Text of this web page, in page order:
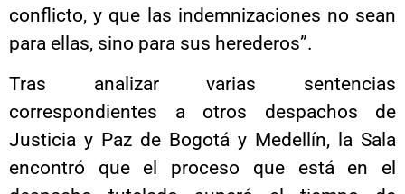
conflicto, y que las indemnizaciones no sean
para ellas, sino para sus herederos”.
Tras analizar varias sentencias
correspondientes a otros despachos de
Justicia y Paz de Bogotá y Medellín, la Sala
encontró que el proceso que está en el